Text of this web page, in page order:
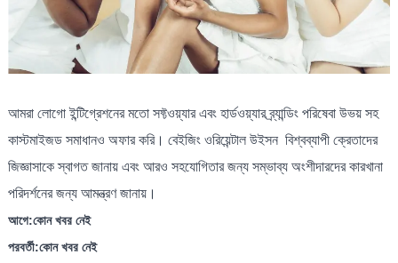
আমরা লোগো ইন্টিগ্রেশনের মতো সফ্টওয়্যার এবং হার্ডওয়্যার ব্র্যান্ডিং পরিষেবা উভয় সহ
কাস্টমাইজড সমাধানও অফার করি। বেইজিং ওরিয়েন্টাল উইসন বিশ্বব্যাপী ক্রেতাদের
জিজ্ঞাসাকে স্বাগত জানায় এবং আরও সহযোগিতার জন্য সম্ভাব্য অংশীদারদের কারখানা
পরিদর্শনের জন্য আমন্ত্রণ জানায়।
আগে:কোন খবর নেই
পরবর্তী:কোন খবর নেই